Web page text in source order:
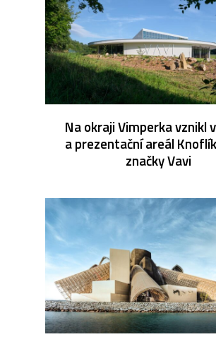
Na okraji Vimperka vznikl
a prezentační areál
značky Vavi